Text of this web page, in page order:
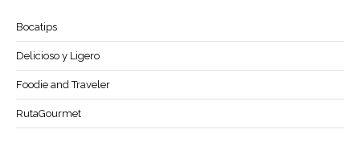
Bocatips
Delicioso y Ligero
Foodie and Traveler
RutaGourmet